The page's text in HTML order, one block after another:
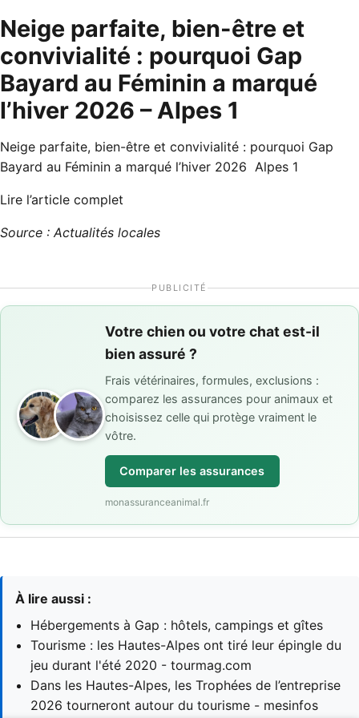
Neige parfaite, bien-être et
convivialité : pourquoi Gap
Bayard au Féminin a marqué
l’hiver 2026 – Alpes 1
Neige parfaite, bien-être et convivialité : pourquoi Gap
Bayard au Féminin a marqué l’hiver 2026 Alpes 1
Lire l’article complet
Source : Actualités locales
PUBLICITÉ
Votre chien ou votre chat est-il
bien assuré ?
Frais vétérinaires, formules, exclusions :
comparez les assurances pour animaux et
choisissez celle qui protège vraiment le
vôtre.
Comparer les assurances
monassuranceanimal.fr
À lire aussi :
Hébergements à Gap : hôtels, campings et gîtes
Tourisme : les Hautes-Alpes ont tiré leur épingle du
jeu durant l'été 2020 - tourmag.com
Dans les Hautes-Alpes, les Trophées de l’entreprise
2026 tourneront autour du tourisme - mesinfos